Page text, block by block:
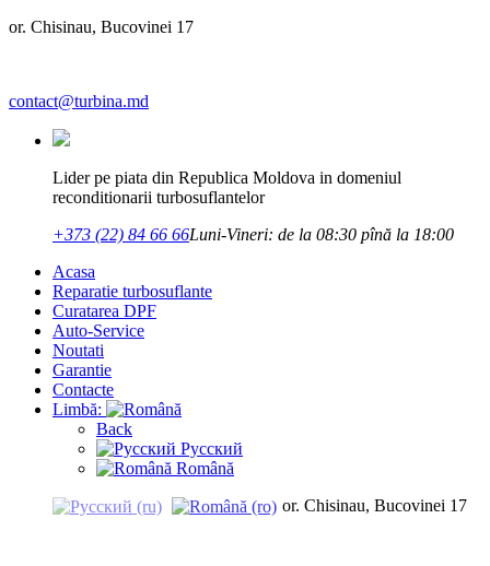
or. Chisinau, Bucovinei 17
contact@turbina.md
Lider pe piata din Republica Moldova in domeniul
reconditionarii turbosuflantelor
+373 (22) 84 66 66Luni-Vineri: de la 08:30 pînă la 18:00
Acasa
Reparatie turbosuflante
Curatarea DPF
Auto-Service
Noutati
Garantie
Contacte
Limbă:
Back
Русский
Română
or. Chisinau, Bucovinei 17